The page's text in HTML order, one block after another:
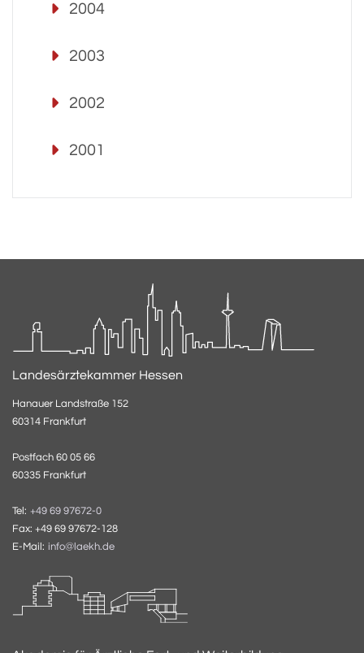
2004
2003
2002
2001
Landesärztekammer Hessen
Hanauer Landstraße 152
60314 Frankfurt
Postfach 60 05 66
60335 Frankfurt
Tel: +49 69 97672-0
Fax: +49 69 97672-128
E-Mail: info@laekh.de